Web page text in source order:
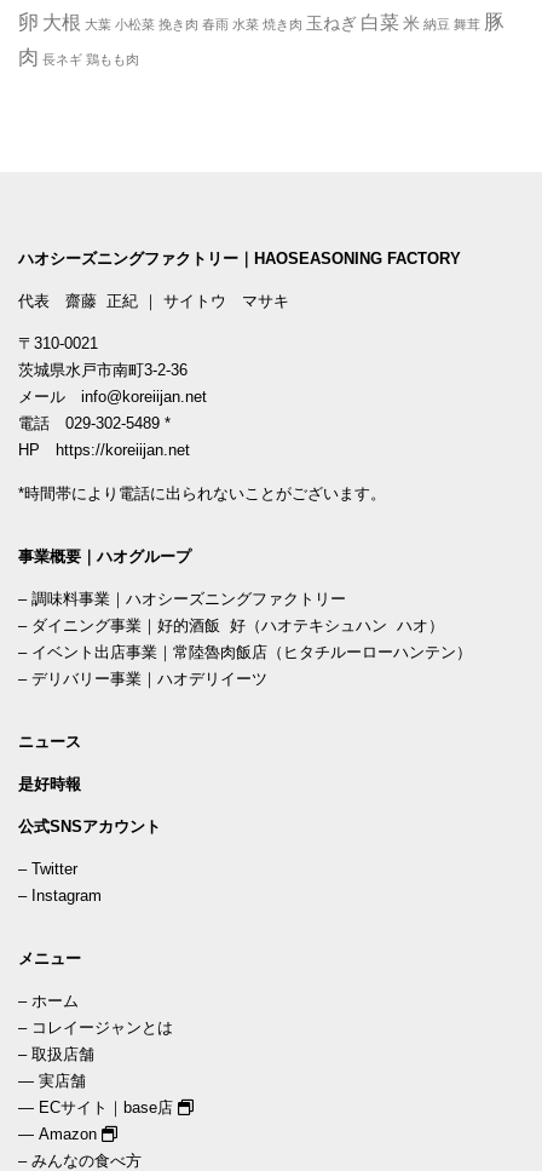
卵 大根 大葉 小松菜 挽き肉 春雨 水菜 焼き肉 玉ねぎ 白菜 米 納豆 舞茸 豚
肉 長ネギ 鶏もも肉
ハオシーズニングファクトリー｜HAOSEASONING FACTORY
代表 齋藤 正紀 ｜ サイトウ マサキ
〒310-0021
茨城県水戸市南町3-2-36
メール info@koreiijan.net
電話 029-302-5489 *
HP
https://koreiijan.net
*時間帯により電話に出られないことがございます。
事業概要｜ハオグループ
– 調味料事業｜ハオシーズニングファクトリー
– ダイニング事業｜好的酒飯 好（ハオテキシュハン ハオ）
– イベント出店事業｜常陸魯肉飯店（ヒタチルーローハンテン）
– デリバリー事業｜ハオデリイーツ
ニュース
是好時報
公式SNSアカウント
– Twitter
– Instagram
メニュー
– ホーム
– コレイージャンとは
– 取扱店舗
— 実店舗
— ECサイト｜base店
— Amazon
– みんなの食べ方